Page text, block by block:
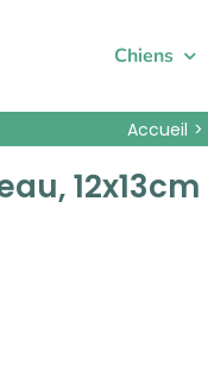
Chiens
Accueil
12x13cm